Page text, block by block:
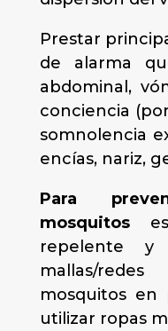
Prestar
de alarma
abdominal,
conciencia
somnolencia
encías, nariz,
Para
mosquitoses
repelente y
mallas/
mosquitos en
utilizar ropas